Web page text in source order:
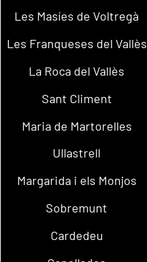
Les Masíes de Voltregà
Les Franqueses del Vallès
La Roca del Vallès
Sant Climent
Maria de Martorelles
Ullastrell
Margarida i els Monjos
Sobremunt
Cardedeu